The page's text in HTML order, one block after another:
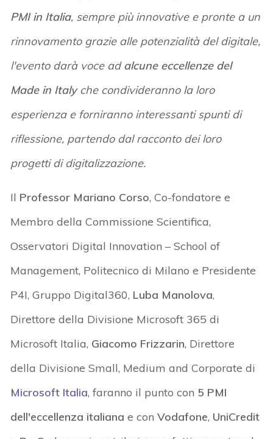
PMI in Italia, sempre più innovative e pronte a un
rinnovamento grazie alle potenzialità del digitale,
l'evento darà voce adalcune eccellenze del
Made in Italyche condivideranno la loro
esperienza e forniranno interessanti spunti di
riflessione, partendo dal racconto dei loro
progetti di digitalizzazione.
Il Professor Mariano Corso, Co-fondatore e
Membro della Commissione Scientifica,
Osservatori Digital Innovation – School of
Management, Politecnico di Milano e Presidente
P4I, Gruppo Digital360, Luba Manolova,
Direttore della Divisione Microsoft 365 di
Microsoft Italia, Giacomo Frizzarin, Direttore
della Divisione Small, Medium and Corporate di
Microsoft Italia, faranno il punto con 5 PMI
dell'eccellenza italiana e conVodafone, UniCredit